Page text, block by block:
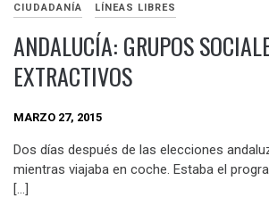
CIUDADANÍA LÍNEAS LIBRES
ANDALUCÍA: GRUPOS
EXTRACTIVOS
MARZO 27, 2015
Dos días después de las elecciones
mientras viajaba en coche. Estaba el
[…]